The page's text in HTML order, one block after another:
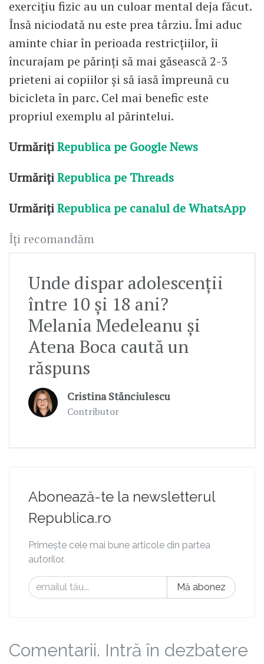
exercițiu fizic au un culoar mental deja făcut.
Însă niciodată nu este prea târziu. Îmi aduc
aminte chiar în perioada restricțiilor, îi
încurajam pe părinți să mai găsească 2-3
prieteni ai copiilor și să iasă împreună cu
bicicleta în parc. Cel mai benefic este
propriul exemplu al părintelui.
UrmărițiRepublica pe Google News
UrmărițiRepublica pe Threads
UrmărițiRepublica pe canalul de WhatsApp
Îți recomandăm
Unde dispar adolescenții
între 10 și 18 ani?
Melania Medeleanu și
Atena Boca caută un
răspuns
Cristina Stănciulescu
Contributor
Abonează-te la newsletterul
Republica.ro
Primește cele mai bune articole din partea
autorilor.
Mă abonez
Comentarii. Intră în dezbatere